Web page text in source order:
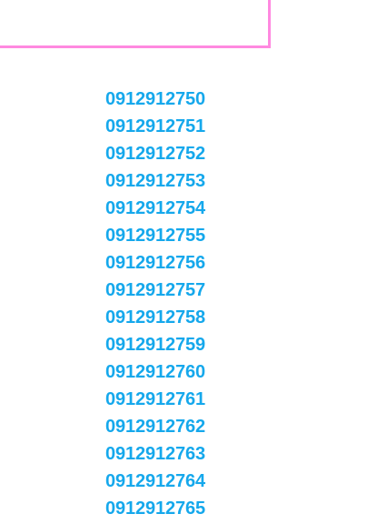
0912912750
0912912751
0912912752
0912912753
0912912754
0912912755
0912912756
0912912757
0912912758
0912912759
0912912760
0912912761
0912912762
0912912763
0912912764
0912912765